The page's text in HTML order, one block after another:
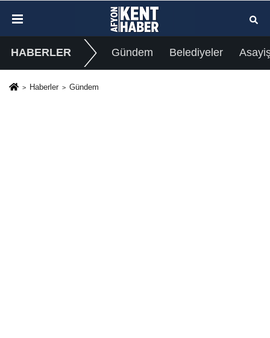
HABERLER Gündem Belediyeler
Haberler Gündem